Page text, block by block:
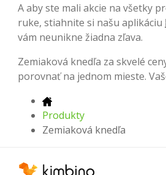
A aby ste mali akcie na všetky
ruke, stiahnite si našu aplikáciu
vám neunikne žiadna zľava.
Zemiaková knedľa za skvelé
porovnať na jednom mieste.
Produkty
Zemiaková knedľa